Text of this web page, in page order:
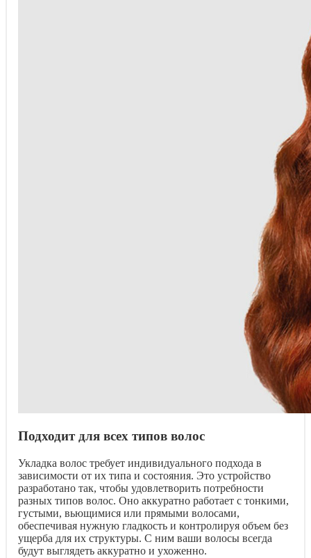
Подходит для всех типов волос
Укладка волос требует индивидуального подхода в
зависимости от их типа и состояния. Это устройство
разработано так, чтобы удовлетворить потребности
разных типов волос. Оно аккуратно работает с тонкими,
густыми, вьющимися или прямыми волосами,
обеспечивая нужную гладкость и контролируя объем без
ущерба для их структуры. С ним ваши волосы всегда
будут выглядеть аккуратно и ухоженно.